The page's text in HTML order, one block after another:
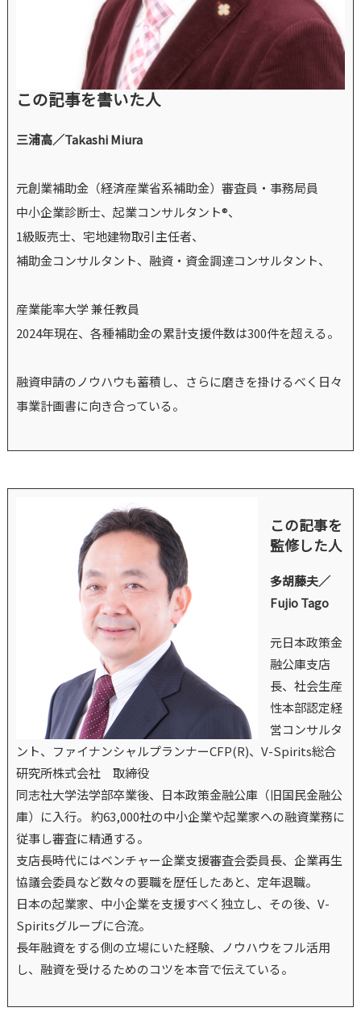
この記事を書いた人
三浦高／Takashi Miura
元創業補助金（経済産業省系補助金）審査員・事務局員
中小企業診断士、起業コンサルタント®、
1級販売士、宅地建物取引主任者、
補助金コンサルタント、融資・資金調達コンサルタント、
産業能率大学 兼任教員
2024年現在、各種補助金の累計支援件数は300件を超える。
融資申請のノウハウも蓄積し、さらに磨きを掛けるべく日々
事業計画書に向き合っている。
この記事を
監修した人
多胡藤夫／
Fujio Tago
元日本政策金
融公庫支店
長、社会生産
性本部認定経
営コンサルタ
ント、ファイナンシャルプランナーCFP(R)、V-Spirits総合
研究所株式会社 取締役
同志社大学法学部卒業後、日本政策金融公庫（旧国民金融公
庫）に入行。 約63,000社の中小企業や起業家への融資業務に
従事し審査に精通する。
支店長時代にはベンチャー企業支援審査会委員長、企業再生
協議会委員など数々の要職を歴任したあと、定年退職。
日本の起業家、中小企業を支援すべく独立し、その後、V-
Spiritsグループに合流。
長年融資をする側の立場にいた経験、ノウハウをフル活用
し、融資を受けるためのコツを本音で伝えている。